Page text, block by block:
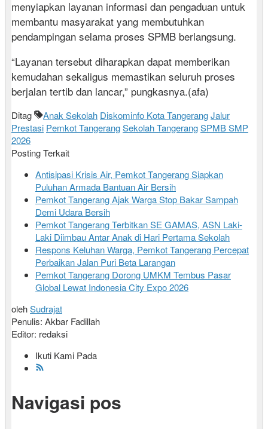
menyiapkan layanan informasi dan pengaduan untuk
membantu masyarakat yang membutuhkan
pendampingan selama proses SPMB berlangsung.
“Layanan tersebut diharapkan dapat memberikan
kemudahan sekaligus memastikan seluruh proses
berjalan tertib dan lancar,” pungkasnya.(afa)
Ditag Anak Sekolah Diskominfo Kota TangerangJalur
Prestasi Pemkot TangerangSekolah TangerangSPMB SMP
2026
Posting Terkait
Antisipasi Krisis Air, Pemkot Tangerang Siapkan
Puluhan Armada Bantuan Air Bersih
Pemkot Tangerang Ajak Warga Stop Bakar Sampah
Demi Udara Bersih
Pemkot Tangerang Terbitkan SE GAMAS, ASN Laki-
Laki Diimbau Antar Anak di Hari Pertama Sekolah
Respons Keluhan Warga, Pemkot Tangerang Percepat
Perbaikan Jalan Puri Beta Larangan
Pemkot Tangerang Dorong UMKM Tembus Pasar
Global Lewat Indonesia City Expo 2026
olehSudrajat
Penulis: Akbar Fadillah
Editor: redaksi
Ikuti Kami Pada
Navigasi pos